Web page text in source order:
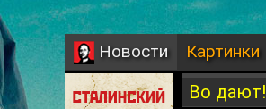
Новости Картинки
Во дают!